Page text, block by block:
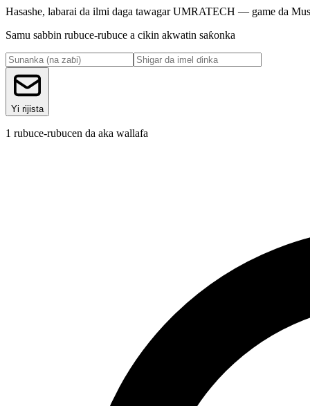
Hasashe, labarai da ilmi daga tawagar UMRATECH — game da
Samu sabbin rubuce-rubuce a cikin akwatin saƙonka
Yi rijista
1 rubuce-rubucen da aka wallafa